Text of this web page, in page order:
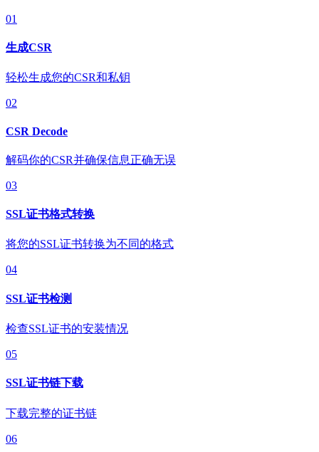
01
生成CSR
轻松生成您的CSR和私钥
02
CSR Decode
解码你的CSR并确保信息正确无误
03
SSL证书格式转换
将您的SSL证书转换为不同的格式
04
SSL证书检测
检查SSL证书的安装情况
05
SSL证书链下载
下载完整的证书链
06